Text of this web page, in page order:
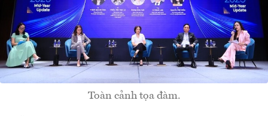
Toàn cảnh tọa đàm.